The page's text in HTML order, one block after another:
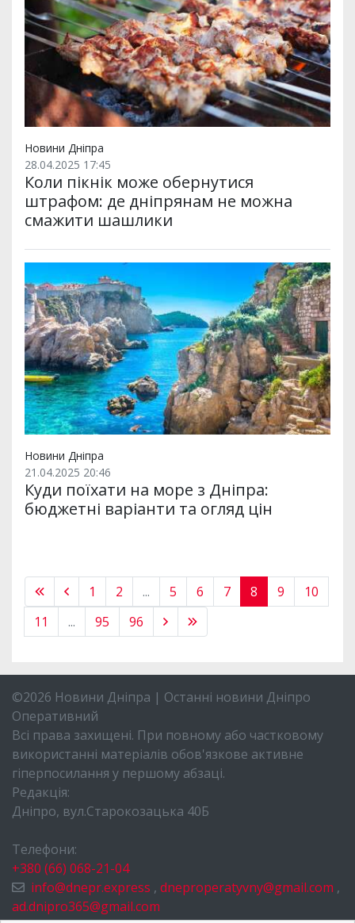
Новини Дніпра
28.04.2025 17:45
Коли пікнік може обернутися
штрафом: де дніпрянам не можна
смажити шашлики
Новини Дніпра
21.04.2025 20:46
Куди поїхати на море з Дніпра:
бюджетні варіанти та огляд цін
1 2 ... 5 6 7 8 9
10
11
... 95 96
©2026 Новини Дніпра | Останні новини Дніпро
Оперативний
Всі права захищені. При повному або частковому
використанні матеріалів обов'язкове активне
гіперпосилання у першому абзаці.
Редакція:
Дніпро, вул.Старокозацька 40Б
Телефони:
+380 (66) 068-21-04
info@dnepr.express , dneproperatyvny@gmail.com ,
ad.dnipro365@gmail.com